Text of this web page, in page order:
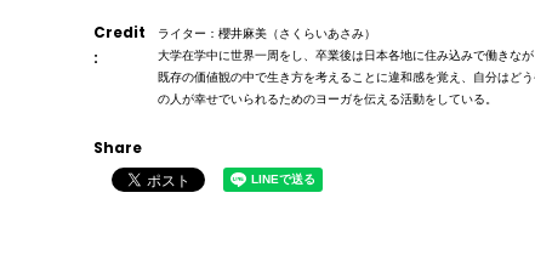
Credit
:
ライター：櫻井麻美（さくらいあさみ）
大学在学中に世界一周をし、卒業後は日本各地に住み込みで働きなが
既存の価値観の中で生き方を考えることに違和感を覚え、自分はど
の人が幸せでいられるためのヨーガを伝える活動をしている。
Share